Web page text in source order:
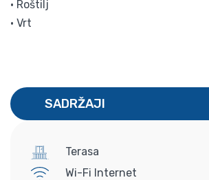
• Roštilj
• Vrt
SADRŽAJI
Terasa
Wi-Fi Internet